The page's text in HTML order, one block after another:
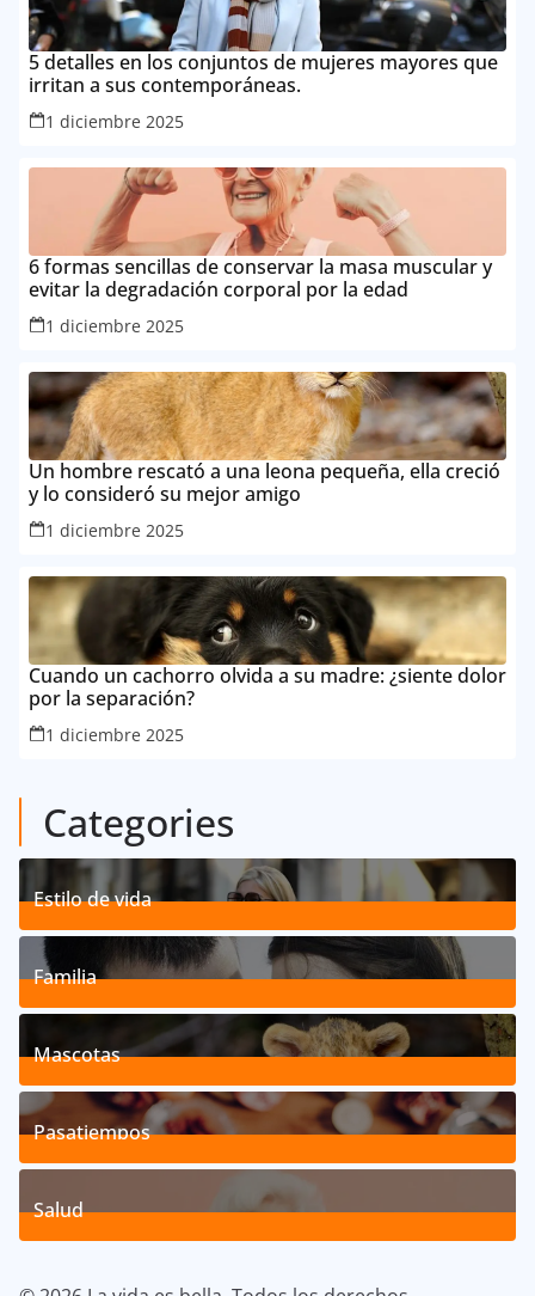
5 detalles en los conjuntos de mujeres mayores que
irritan a sus contemporáneas.
1 diciembre 2025
6 formas sencillas de conservar la masa muscular y
evitar la degradación corporal por la edad
1 diciembre 2025
Un hombre rescató a una leona pequeña, ella creció
y lo consideró su mejor amigo
1 diciembre 2025
Cuando un cachorro olvida a su madre: ¿siente dolor
por la separación?
1 diciembre 2025
Categories
Estilo de vida
192Posts
Familia
527Posts
Mascotas
119Posts
Pasatiempos
39Posts
Salud